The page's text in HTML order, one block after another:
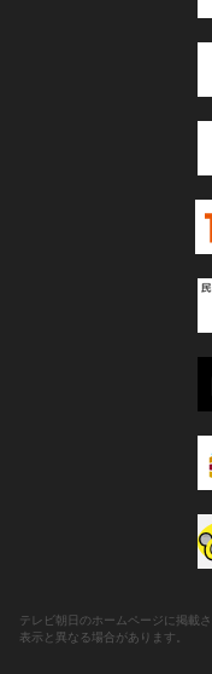
テレビ朝日のホームページに掲載
表示と異なる場合があります。